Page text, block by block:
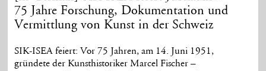
75 Jahre Forschung, Dokumentation und
Vermittlung von Kunst in der Schweiz
SIK-ISEA feiert: Vor 75 Jahren, am 14. Juni 1951,
gründete der Kunsthistoriker Marcel Fischer –